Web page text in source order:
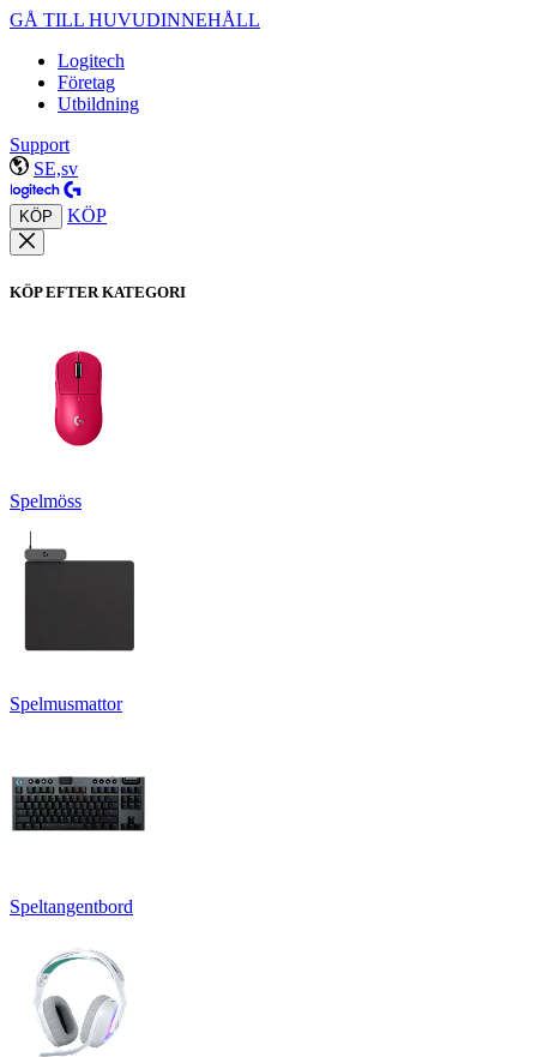
GÅ TILL HUVUDINNEHÅLL
Logitech
Företag
Utbildning
Support
SE,sv
KÖP KÖP
KÖP EFTER KATEGORI
Spelmöss
Spelmusmattor
Speltangentbord